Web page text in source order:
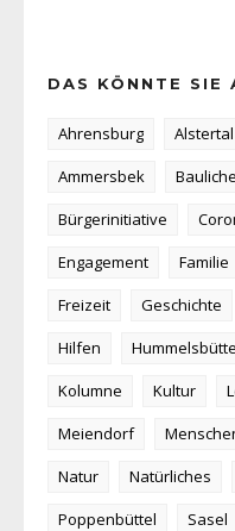
DAS KÖNNTE SIE
Ahrensburg Alstertal
Ammersbek
Bürgerinitiative
Engagement
Familie
Freizeit
Geschichte
Hilfen
Kolumne
Kultur
Meiendorf
Natur
Natürliches
Poppenbüttel
Sasel